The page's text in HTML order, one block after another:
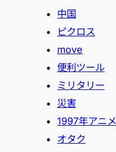
中国
ピクロス
move
便利ツール
ミリタリー
災害
1997年アニメ
オタク